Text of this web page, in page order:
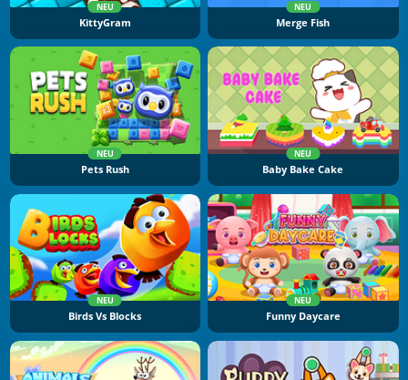
NEU
KittyGram
NEU
Merge Fish
NEU
Pets Rush
NEU
Baby Bake Cake
NEU
Birds Vs Blocks
NEU
Funny Daycare